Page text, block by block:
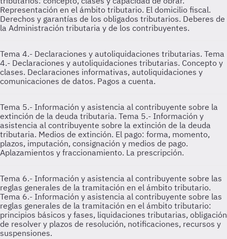
Representación en el ámbito tributario. El domicilio fiscal.
Derechos y garantías de los obligados tributarios. Deberes de
la Administración tributaria y de los contribuyentes.
Tema 4.- Declaraciones y autoliquidaciones tributarias. Tema
4.- Declaraciones y autoliquidaciones tributarias. Concepto y
clases. Declaraciones informativas, autoliquidaciones y
comunicaciones de datos. Pagos a cuenta.
Tema 5.- Información y asistencia al contribuyente sobre la
extinción de la deuda tributaria. Tema 5.- Información y
asistencia al contribuyente sobre la extinción de la deuda
tributaria. Medios de extinción. El pago: forma, momento,
plazos, imputación, consignación y medios de pago.
Aplazamientos y fraccionamiento. La prescripción.
Tema 6.- Información y asistencia al contribuyente sobre las
reglas generales de la tramitación en el ámbito tributario.
Tema 6.- Información y asistencia al contribuyente sobre las
reglas generales de la tramitación en el ámbito tributario:
principios básicos y fases, liquidaciones tributarias, obligación
de resolver y plazos de resolución, notificaciones, recursos y
suspensiones.